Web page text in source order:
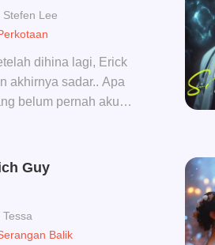
Stefen Lee
dihina lagi, Erick
akhirnya sadar.. Apa
belum pernah aku
semuanya...
Balik
Guy
Tessa